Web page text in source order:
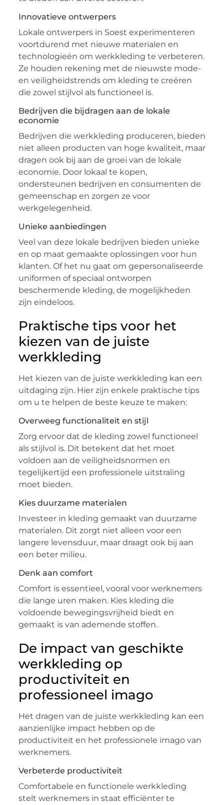
Innovatieve ontwerpers
Lokale ontwerpers in Soest experimenteren
voortdurend met nieuwe materialen en
technologieën om werkkleding te verbeteren.
Ze houden rekening met de nieuwste mode-
en veiligheidstrends om kleding te creëren
die zowel stijlvol als functioneel is.
Bedrijven die bijdragen aan de lokale
economie
Bedrijven die werkkleding produceren, bieden
niet alleen producten van hoge kwaliteit, maar
dragen ook bij aan de groei van de lokale
economie. Door lokaal te kopen,
ondersteunen bedrijven en consumenten de
gemeenschap en zorgen ze voor
werkgelegenheid.
Unieke aanbiedingen
Veel van deze lokale bedrijven bieden unieke
en op maat gemaakte oplossingen voor hun
klanten. Of het nu gaat om gepersonaliseerde
uniformen of speciaal ontworpen
beschermende kleding, de mogelijkheden
zijn eindeloos.
Praktische tips voor het
kiezen van de juiste
werkkleding
Het kiezen van de juiste werkkleding kan een
uitdaging zijn. Hier zijn enkele praktische tips
om u te helpen de beste keuze te maken:
Overweeg functionaliteit en stijl
Zorg ervoor dat de kleding zowel functioneel
als stijlvol is. Dit betekent dat het moet
voldoen aan de veiligheidsnormen en
tegelijkertijd een professionele uitstraling
moet bieden.
Kies duurzame materialen
Investeer in kleding gemaakt van duurzame
materialen. Dit zorgt niet alleen voor een
langere levensduur, maar draagt ook bij aan
een beter milieu.
Denk aan comfort
Comfort is essentieel, vooral voor werknemers
die lange uren maken. Kies kleding die
voldoende bewegingsvrijheid biedt en
gemaakt is van ademende stoffen.
De impact van geschikte
werkkleding op
productiviteit en
professioneel imago
Het dragen van de juiste werkkleding kan een
aanzienlijke impact hebben op de
productiviteit en het professionele imago van
werknemers.
Verbeterde productiviteit
Comfortabele en functionele werkkleding
stelt werknemers in staat efficiënter te